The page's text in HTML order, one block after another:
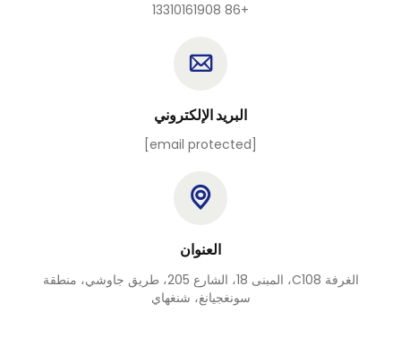
+86 13310161908
البريد الإلكتروني
العنوان
الغرفة C108، المبنى 18، الشارع 205، طريق جاوشي، منطقة
سونغجيانغ، شنغهاي